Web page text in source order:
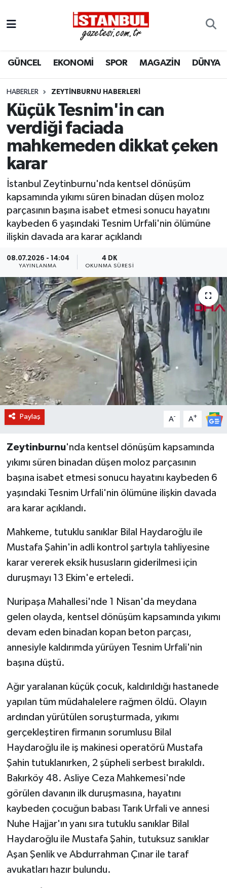
GÜNCEL EKONOMİ SPOR MAGAZİN DÜNYA
HABERLER ZEYTINBURNU HABERLERI
Küçük Tesnim'in can
verdiği faciada
mahkemeden dikkat çeken
karar
İstanbul Zeytinburnu'nda kentsel dönüşüm
kapsamında yıkımı süren binadan düşen moloz
parçasının başına isabet etmesi sonucu hayatını
kaybeden 6 yaşındaki Tesnim Urfali'nin ölümüne
ilişkin davada ara karar açıklandı
08.07.2026 - 14:04
YAYINLANMA
4 DK
OKUNMA SÜRESI
Paylaş A- A+
Zeytinburnu'nda kentsel dönüşüm kapsamında
yıkımı süren binadan düşen moloz parçasının
başına isabet etmesi sonucu hayatını kaybeden 6
yaşındaki Tesnim Urfali'nin ölümüne ilişkin davada
ara karar açıklandı.
Mahkeme, tutuklu sanıklar Bilal Haydaroğlu ile
Mustafa Şahin'in adli kontrol şartıyla tahliyesine
karar vererek eksik hususların giderilmesi için
duruşmayı 13 Ekim'e erteledi.
Nuripaşa Mahallesi'nde 1 Nisan'da meydana
gelen olayda, kentsel dönüşüm kapsamında yıkımı
devam eden binadan kopan beton parçası,
annesiyle kaldırımda yürüyen Tesnim Urfali'nin
başına düştü.
Ağır yaralanan küçük çocuk, kaldırıldığı hastanede
yapılan tüm müdahalelere rağmen öldü. Olayın
ardından yürütülen soruşturmada, yıkımı
gerçekleştiren firmanın sorumlusu Bilal
Haydaroğlu ile iş makinesi operatörü Mustafa
Şahin tutuklanırken, 2 şüpheli serbest bırakıldı.
Bakırköy 48. Asliye Ceza Mahkemesi'nde
görülen davanın ilk duruşmasına, hayatını
kaybeden çocuğun babası Tarık Urfali ve annesi
Nuhe Hajjar'ın yanı sıra tutuklu sanıklar Bilal
Haydaroğlu ile Mustafa Şahin, tutuksuz sanıklar
Aşan Şenlik ve Abdurrahman Çınar ile taraf
avukatları hazır bulundu.
EKONOMİ
İSTANBUL
DÜNYA
SPOR
MAGAZİN
KÜLTÜR SANAT
SAĞLIK
KURUMSAL
Nöbetçi Eczaneler
Hava Durumu
Trafik Durumu
Süper Lig Puan Durumu ve Fikstür
Tüm Manşetler
Son Dakika Haberleri
Haber Arşivi